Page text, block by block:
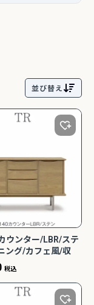
ングソファ ライラ198
掛 1人掛 ウォッシャブ
適！コンパクトで省スペ
プ勉強机特集
並び替え
ンター/LBR/ステ
ング/カフェ風/収
ーポレーション】
税込